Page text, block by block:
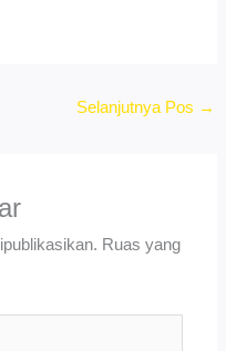
Selanjutnya Pos →
Ruas yang